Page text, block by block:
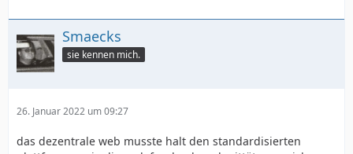
Smaecks
sie kennen mich.
26. Januar 2022 um 09:27
das dezentrale web musste halt den standardisierten